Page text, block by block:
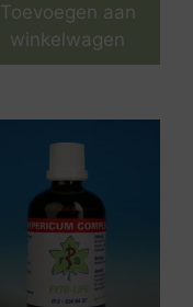
Toevoegen aan
winkelwagen